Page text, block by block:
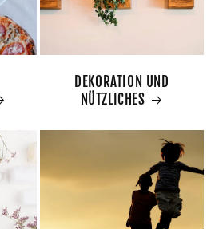
DEKORATION UND
NÜTZLICHES